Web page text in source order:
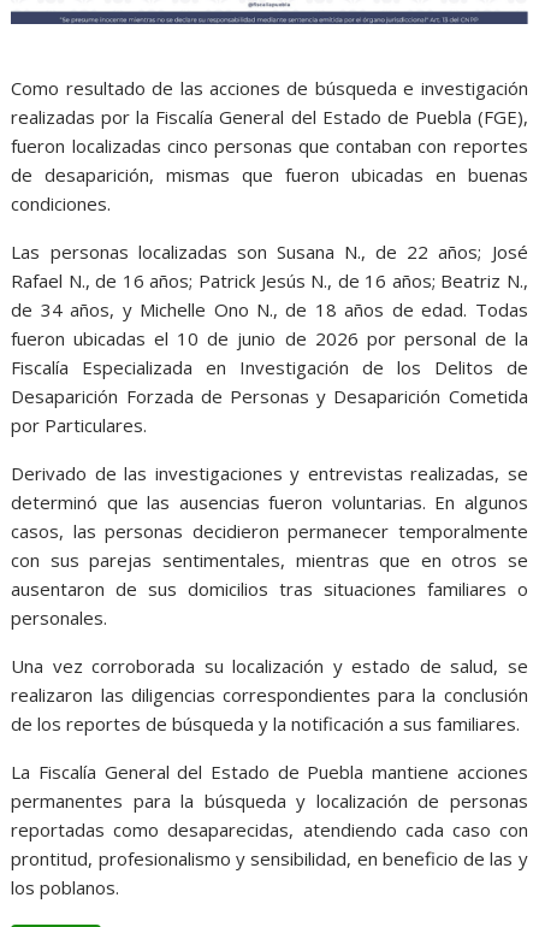
Como resultado de las acciones de búsqueda e investigación
realizadas por la Fiscalía General del Estado de Puebla (FGE),
fueron localizadas cinco personas que contaban con reportes
de desaparición, mismas que fueron ubicadas en buenas
condiciones.
Las personas localizadas son Susana N., de 22 años; José
Rafael N., de 16 años; Patrick Jesús N., de 16 años; Beatriz N.,
de 34 años, y Michelle Ono N., de 18 años de edad. Todas
fueron ubicadas el 10 de junio de 2026 por personal de la
Fiscalía Especializada en Investigación de los Delitos de
Desaparición Forzada de Personas y Desaparición Cometida
por Particulares.
Derivado de las investigaciones y entrevistas realizadas, se
determinó que las ausencias fueron voluntarias. En algunos
casos, las personas decidieron permanecer temporalmente
con sus parejas sentimentales, mientras que en otros se
ausentaron de sus domicilios tras situaciones familiares o
personales.
Una vez corroborada su localización y estado de salud, se
realizaron las diligencias correspondientes para la conclusión
de los reportes de búsqueda y la notificación a sus familiares.
La Fiscalía General del Estado de Puebla mantiene acciones
permanentes para la búsqueda y localización de personas
reportadas como desaparecidas, atendiendo cada caso con
prontitud, profesionalismo y sensibilidad, en beneficio de las y
los poblanos.